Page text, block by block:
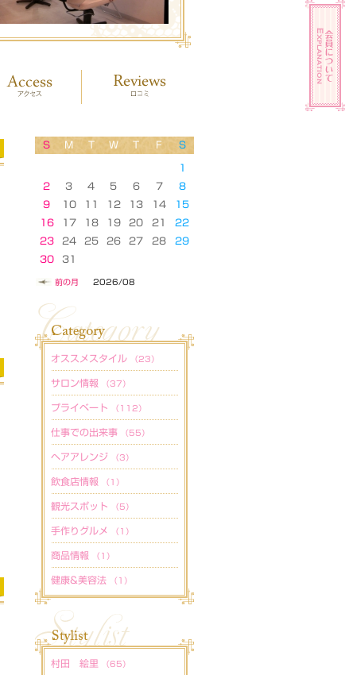
前の月 2026/08
S M T W T F S
1
2
3 4 5 6 7
8
9
10 11 12 13 14
15
16
17 18 19 20 21
22
23
24 25 26 27 28
29
30
31
オススメスタイル （23）
サロン情報 （37）
プライベート （112）
仕事での出来事 （55）
ヘアアレンジ （3）
飲食店情報 （1）
観光スポット （5）
手作りグルメ （1）
商品情報 （1）
健康&美容法 （1）
村田 絵里 （65）